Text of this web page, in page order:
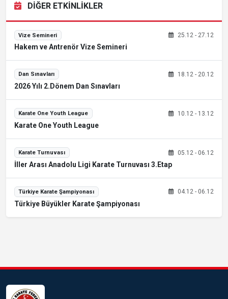
DİĞER ETKİNLİKLER
Vize Semineri 25.12 - 27.12
Hakem ve Antrenör Vize Semineri
Dan Sınavları 18.12 - 20.12
2026 Yılı 2.Dönem Dan Sınavları
Karate One Youth League 10.12 - 13.12
Karate One Youth League
Karate Turnuvası 05.12 - 06.12
İller Arası Anadolu Ligi Karate Turnuvası 3.Etap
Türkiye Karate Şampiyonası 04.12 - 06.12
Türkiye Büyükler Karate Şampiyonası